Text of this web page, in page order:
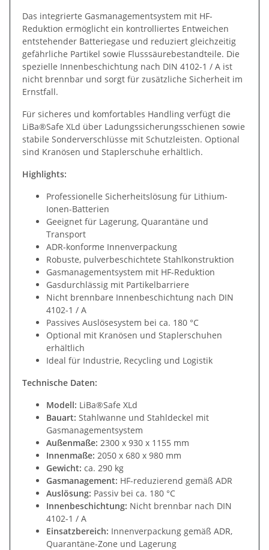
Das integrierte Gasmanagementsystem mit HF-
Reduktion ermöglicht ein kontrolliertes Entweichen
entstehender Batteriegase und reduziert gleichzeitig
gefährliche Partikel sowie Flusssäurebestandteile. Die
spezielle Innenbeschichtung nach DIN 4102-1 / A ist
nicht brennbar und sorgt für zusätzliche Sicherheit im
Ernstfall.
Für sicheres und komfortables Handling verfügt die
LiBa®Safe XLd über Ladungssicherungsschienen sowie
stabile Sonderverschlüsse mit Schutzleisten. Optional
sind Kranösen und Staplerschuhe erhältlich.
Highlights:
Professionelle Sicherheitslösung für Lithium-
Ionen-Batterien
Geeignet für Lagerung, Quarantäne und
Transport
ADR-konforme Innenverpackung
Robuste, pulverbeschichtete Stahlkonstruktion
Gasmanagementsystem mit HF-Reduktion
Gasdurchlässig mit Partikelbarriere
Nicht brennbare Innenbeschichtung nach DIN
4102-1 / A
Passives Auslösesystem bei ca. 180 °C
Optional mit Kranösen und Staplerschuhen
erhältlich
Ideal für Industrie, Recycling und Logistik
Technische Daten:
Modell: LiBa®Safe XLd
Bauart: Stahlwanne und Stahldeckel mit
Gasmanagementsystem
Außenmaße: 2300 x 930 x 1155 mm
Innenmaße: 2050 x 680 x 980 mm
Gewicht: ca. 290 kg
Gasmanagement: HF-reduzierend gemäß ADR
Auslösung: Passiv bei ca. 180 °C
Innenbeschichtung: Nicht brennbar nach DIN
4102-1 / A
Einsatzbereich: Innenverpackung gemäß ADR,
Quarantäne-Zone und Lagerung